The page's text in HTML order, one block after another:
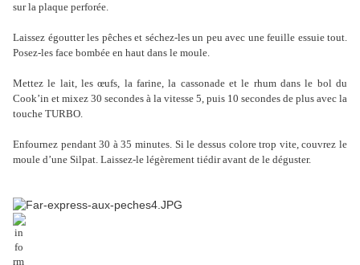
sur la plaque perforée.
Laissez égoutter les pêches et séchez-les un peu avec une feuille essuie tout.
Posez-les face bombée en haut dans le moule.
Mettez le lait, les œufs, la farine, la cassonade et le rhum dans le bol du
Cook’in et mixez 30 secondes à la vitesse 5, puis 10 secondes de plus avec la
touche TURBO.
Enfournez pendant 30 à 35 minutes. Si le dessus colore trop vite, couvrez le
moule d’une Silpat. Laissez-le légèrement tiédir avant de le déguster.